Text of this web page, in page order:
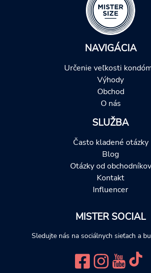
NAVIGÁCIA
Určenie veľkosti
Výhody
Obchod
O nás
SLUŽBA
Často kladené otázky
Blog
Otázky od obchodníkov
Kontakt
Influencer
MISTER SOCIAL
Sledujte nás na sociálnych sieťach a